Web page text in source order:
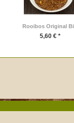
Rooibos Original
5,60 € *